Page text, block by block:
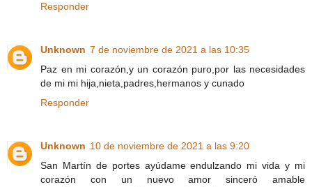
Responder
Unknown 7 de noviembre de 2021 a las 10:35
Paz en mi corazón,y un corazón puro,por las necesidades
de mi mi hija,nieta,padres,hermanos y cunado
Responder
Unknown 10 de noviembre de 2021 a las 9:20
San Martín de portes ayúdame endulzando mi vida y mi
corazón con un nuevo amor sinceró amable